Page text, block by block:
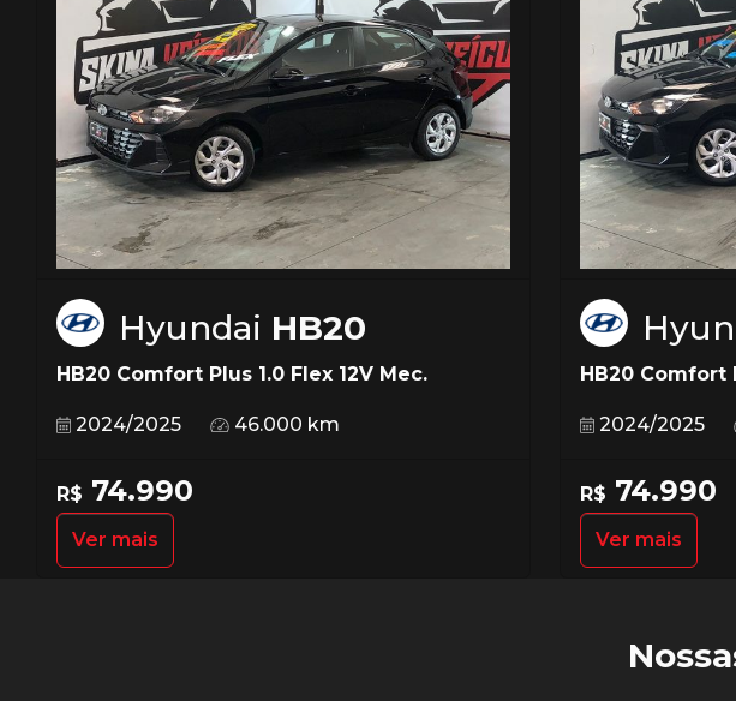
Hyundai HB20
HB20 Comfort Plus 1.0 Flex 12V Mec.
2024/2025 46.000 km
R$ 74.990
Ver mais
HB20 Comfort
2024/2025
R$ 74.990
Ver mais